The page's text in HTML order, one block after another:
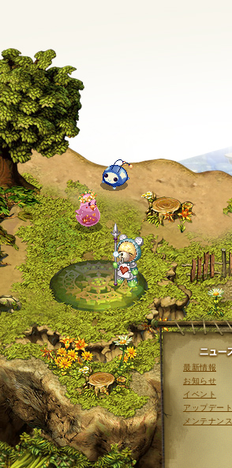
最新情報
お知らせ
イベント
アップデート
メンテナンス